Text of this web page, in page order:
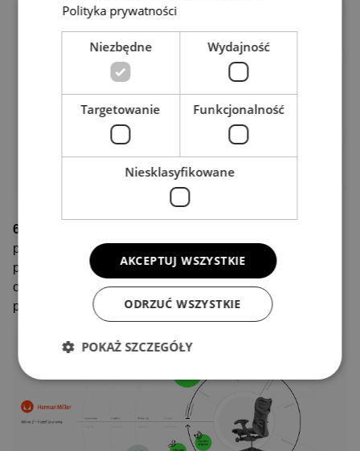
6. Demontaż i ponowny montaż
produktów w sposób ułatwiający ich demontaż. To
podejście pozwala na efektywne odzyskiwanie surowców
oraz ich ponowne wykorzystanie w procesach
produkcyjnych.
Polityka prywatności
Niezbędne Wydajność
Targetowanie Funkcjonalność
Niesklasyfikowane
AKCEPTUJ WSZYSTKIE
ODRZUĆ WSZYSTKIE
POKAŻ SZCZEGÓŁY
Wydajność
Targetowanie
Niesklasyfikowane